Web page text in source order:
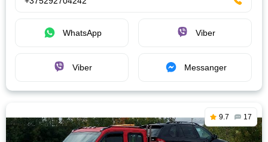
WhatsApp Viber
Viber Messanger
9.7 17